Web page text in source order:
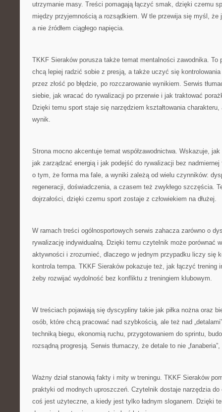
utrzymanie masy. Treści pomagają łączyć smak, dzięki czemu
między przyjemnością a rozsądkiem. W tle przewija się myśl, że
a nie źródłem ciągłego napięcia.
TKKF Sieraków porusza także temat mentalności zawodnika. To
chcą lepiej radzić sobie z presją, a także uczyć się
przez złość po błędzie, po rozczarowanie wynikiem. Serwis
siebie, jak wracać do rywalizacji po przerwie i jak traktować
Dzięki temu sport staje się narzędziem kształtowania
wynik.
Strona mocno akcentuje temat współzawodnictwa. Wskazuje,
jak zarządzać energią i jak podejść do rywalizacji bez
o tym, że forma ma fale, a wyniki zależą od wielu czynników:
regeneracji, doświadczenia, a czasem też zwykłego szczęścia.
dojrzałości, dzięki czemu sport zostaje z człowiekiem na dłużej.
W ramach treści ogólnosportowych serwis zahacza zarówno o
rywalizację indywidualną. Dzięki temu czytelnik może porównać
aktywności i zrozumieć, dlaczego w jednym przypadku liczy się
kontrola tempa. TKKF Sieraków pokazuje też, jak łączyć trening
żeby rozwijać wydolność bez konfliktu z treningiem klubowym.
W treściach pojawiają się dyscypliny takie jak piłka nożna oraz
osób, które chcą pracować nad szybkością, ale też nad
techniką biegu, ekonomią ruchu, przygotowaniem do sprintu,
rozsądną progresją. Serwis tłumaczy, że detale to nie
Ważny dział stanowią fakty i mity w treningu. TKKF Sieraków
praktyki od modnych uproszczeń. Czytelnik dostaje narzędzia
coś jest użyteczne, a kiedy jest tylko ładnym sloganem. Dzięki